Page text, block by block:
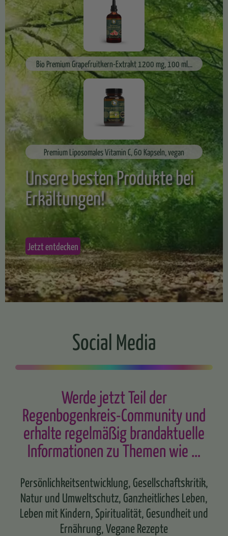
Bio Premium Grapefruitkern-Extrakt 1200 mg, 100 ml...
Premium Liposomales Vitamin C, 60 Kapseln, vegan
Unsere besten Produkte bei
Erkältungen!
Jetzt entdecken
Social Media
Werde jetzt Teil der
Regenbogenkreis-Community und
erhalte regelmäßig brandaktuelle
Informationen zu Themen wie …
Persönlichkeitsentwicklung, Gesellschaftskritik,
Natur und Umweltschutz, Ganzheitliches Leben,
Leben mit Kindern, Spiritualität, Gesundheit und
Ernährung, Vegane Rezepte